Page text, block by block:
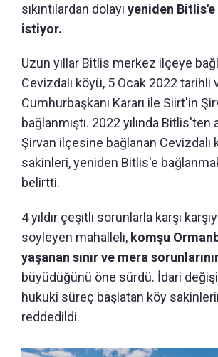
sıkıntılardan dolayı yeniden
istiyor.
Uzun yıllar Bitlis merkez ilçeye
Cevizdalı köyü, 5 Ocak 2022 tarihli
Cumhurbaşkanı Kararı ile Siirt'in
bağlanmıştı. 2022 yılında Bitlis'ten
Şirvan ilçesine bağlanan Cevizdalı
sakinleri, yeniden Bitlis'e
belirtti.
4 yıldır çeşitli sorunlarla karşı
söyleyen mahalleli, komşu
yaşanan sınır ve mera
büyüdüğünü öne sürdü. İdari
hukuki süreç başlatan köy
reddedildi.